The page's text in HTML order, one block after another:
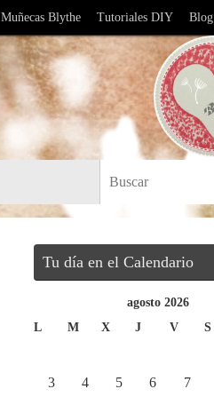
Muñecas Blythe Tutoriales DIY Blog
Tu día en el Calendario
agosto 2026
L
M X J V S
3
4 5 6 7